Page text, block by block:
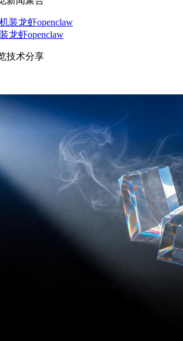
龙虾openclaw
技术分享